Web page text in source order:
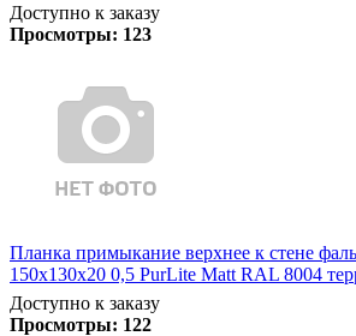
Доступно к заказу
Просмотры: 123
Планка примыкание верхнее к стене
150х130х20 0,5 PurLite Matt RAL 8004
Доступно к заказу
Просмотры: 122